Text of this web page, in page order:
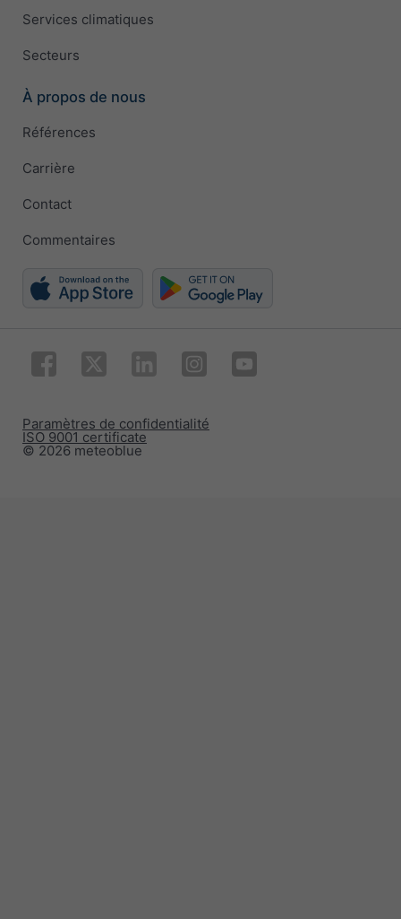
Services climatiques
Secteurs
À propos de nous
Références
Carrière
Contact
Commentaires
© 2026 meteoblue
ISO 9001 certificate
Paramètres de confidentialité